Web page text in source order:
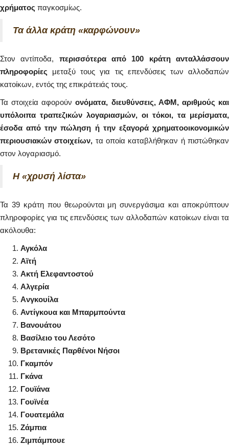
χρήματος παγκοσμίως.
Τα άλλα κράτη «καρφώνουν»
Στον αντίποδα, περισσότερα από 100 κράτη ανταλλάσσουν
πληροφορίες μεταξύ τους για τις επενδύσεις των αλλοδαπών
κατοίκων, εντός της επικράτειάς τους.
Τα στοιχεία αφορούνονόματα, διευθύνσεις, ΑΦΜ, αριθμούς και
υπόλοιπα τραπεζικών λογαριασμών, οι τόκοι, τα μερίσματα,
έσοδα από την πώληση ή την εξαγορά χρηματοοικονομικών
περιουσιακών στοιχείων, τα οποία καταβλήθηκαν ή πιστώθηκαν
στον λογαριασμό.
Η «χρυσή λίστα»
Τα 39 κράτη που θεωρούνται μη συνεργάσιμα και αποκρύπτουν
πληροφορίες για τις επενδύσεις των αλλοδαπών κατοίκων είναι τα
ακόλουθα:
Αγκόλα
Αϊτή
Ακτή Ελεφαντοστού
Αλγερία
Aνγκουίλα
Αντίγκουα και Μπαρμπούντα
Bανουάτου
Βασίλειο του Λεσότο
Βρετανικές Παρθένοι Νήσοι
Γκαμπόν
Γκάνα
Γουϊάνα
Γουϊνέα
Γουατεμάλα
Ζάμπια
Ζιμπάμπουε